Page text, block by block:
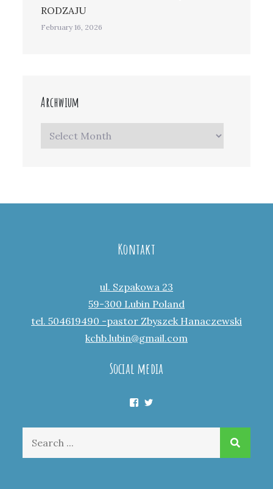
RODZAJU
February 16, 2026
Archwium
Archwium
Kontakt
ul. Szpakowa 23
59-300 Lubin Poland
tel. 504619490 -pastor Zbyszek Hanaczewski
kchb.lubin@gmail.com
Social media
Facebook